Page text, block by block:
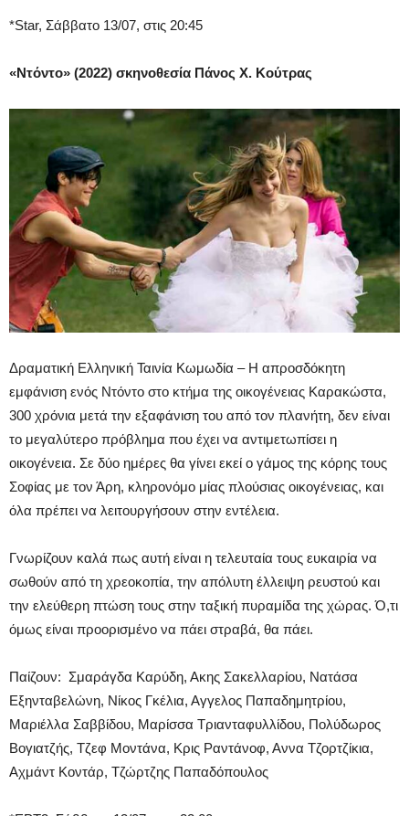
*Star, Σάββατο 13/07, στις 20:45
«Ντόντο» (2022) σκηνοθεσία Πάνος Χ. Κούτρας
Δραματική Ελληνική Ταινία Κωμωδία – Η απροσδόκητη
εμφάνιση ενός Ντόντο στο κτήμα της οικογένειας Καρακώστα,
300 χρόνια μετά την εξαφάνιση του από τον πλανήτη, δεν είναι
το μεγαλύτερο πρόβλημα που έχει να αντιμετωπίσει η
οικογένεια. Σε δύο ημέρες θα γίνει εκεί ο γάμος της κόρης τους
Σοφίας με τον Άρη, κληρονόμο μίας πλούσιας οικογένειας, και
όλα πρέπει να λειτουργήσουν στην εντέλεια.
Γνωρίζουν καλά πως αυτή είναι η τελευταία τους ευκαιρία να
σωθούν από τη χρεοκοπία, την απόλυτη έλλειψη ρευστού και
την ελεύθερη πτώση τους στην ταξική πυραμίδα της χώρας. Ό,τι
όμως είναι προορισμένο να πάει στραβά, θα πάει.
Παίζουν: Σμαράγδα Καρύδη, Ακης Σακελλαρίου, Νατάσα
Εξηνταβελώνη, Νίκος Γκέλια, Αγγελος Παπαδημητρίου,
Μαριέλλα Σαββίδου, Μαρίσσα Τριανταφυλλίδου, Πολύδωρος
Βογιατζής, Τζεφ Μοντάνα, Κρις Ραντάνοφ, Αννα Τζορτζίκια,
Αχμάντ Κοντάρ, Τζώρτζης Παπαδόπουλος